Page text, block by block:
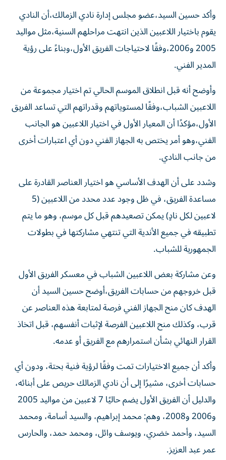
وأكد حسين السيد،عضو مجلس إدارة نادي الزمالك،أن النادي
يقوم باختيار اللاعبين الذين انتهت مراحلهم السنية،مثل مواليد
2005 و2006،وفقًا لاحتياجات الفريق الأول،وبناءً على رؤية
المدير الفني.
وأوضح أنه قبل انطلاق الموسم الحالي تم اختيار مجموعة من
اللاعبين الشباب،وفقًا لمستوياتهم وقدراتهم التي تساعد الفريق
الأول،مؤكدًا أن المعيار الأول في اختيار اللاعبين هو الجانب
الفني،وهو أمر يختص به الجهاز الفني دون أي اعتبارات أخرى
من جانب النادي.
وشدد على أن الهدف الأساسي هو اختيار العناصر القادرة على
مساعدة الفريق، في ظل وجود عدد محدد من اللاعبين (5
لاعبين لكل نادٍ) يمكن تصعيدهم قبل كل موسم، وهو ما يتم
تطبيقه في جميع الأندية التي تنتهي مشاركتها في بطولات
الجمهورية للشباب.
وعن مشاركة بعض اللاعبين الشباب في معسكر الفريق الأول
قبل خروجهم من حسابات الفريق،أوضح حسين السيد أن
الهدف كان منح الجهاز الفني فرصة لمتابعة هذه العناصر عن
قرب، وكذلك منح اللاعبين الفرصة لإثبات أنفسهم، قبل اتخاذ
القرار النهائي بشأن استمرارهم مع الفريق أو عدمه.
وأكد أن جميع الاختيارات تمت وفقًا لرؤية فنية بحتة، ودون أي
حسابات أخرى، مشيرًا إلى أن نادي الزمالك حريص على أبنائه،
والدليل أن الفريق الأول يضم حاليًا 7 لاعبين من مواليد 2005
و2006 و2008، وهم: محمد إبراهيم، والسيد أسامة، ومحمد
السيد، وأحمد خضري، ويوسف وائل، ومحمد حمد، والحارس
عمر عبد العزيز.